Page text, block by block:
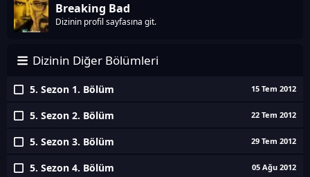
Breaking Bad
Dizinin profil sayfasına git.
Dizinin Diğer Bölümleri
5. Sezon 1. Bölüm 15 Tem 2012
5. Sezon 2. Bölüm 22 Tem 2012
5. Sezon 3. Bölüm 29 Tem 2012
5. Sezon 4. Bölüm 05 Ağu 2012